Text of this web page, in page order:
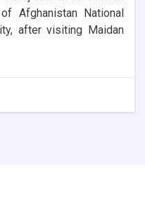
Afghanistan National
after visiting Maidan